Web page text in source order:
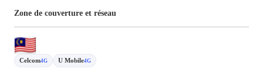
Zone de couverture et réseau
Celcom4G U Mobile4G